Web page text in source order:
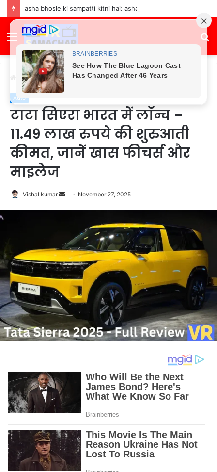
Menu
Home/ Auto
Auto
टाटा सिएरा भारत में लॉन्च –
11.49 लाख रुपये की शुरुआती
कीमत, जानें खास फीचर्स और
माइलेज
Vishal kumar
Send November 27, 2025